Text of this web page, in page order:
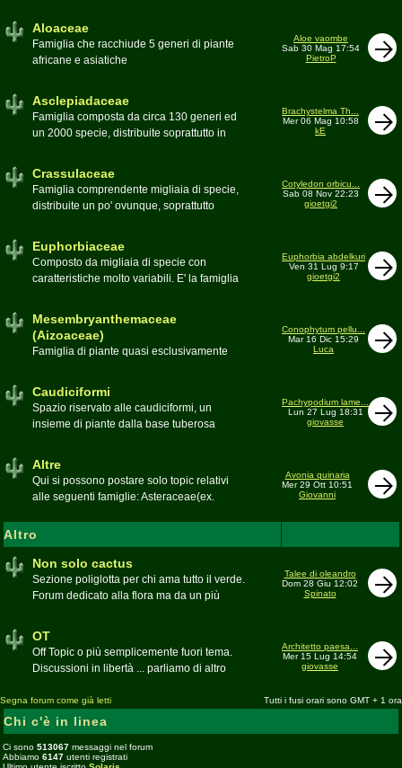
generi:Agave, Beschorneria, Furcraea,
Hesperaloë, Littaea, Manfreda, Polianthes,
Aloaceae
Famiglia che racchiude 5 generi di piante
africane e asiatiche
Aloe vaombe
Sab 30 Mag 17:54
PietroP
Asclepiadaceae
Famiglia composta da circa 130 generi ed
un 2000 specie, distribuite soprattutto in
Brachystelma Th...
Mer 06 Mag 10:58
kE
Crassulaceae
Famiglia comprendente migliaia di specie,
distribuite un po' ovunque, soprattutto
Cotyledon orbicu...
Sab 08 Nov 22:23
gioetgi2
Euphorbiaceae
Composto da migliaia di specie con
caratteristiche molto variabili. E' la famiglia
popolazioni anche nel nostro paese
Moderatorebeppe58
Euphorbia abdelkuri
Ven 31 Lug 9:17
gioetgi2
Mesembryanthemaceae
(Aizoaceae)
Famiglia di piante quasi esclusivamente
appartenenti alla famiglia
Conophytum pellu...
Mar 16 Dic 15:29
Luca
Caudiciformi
Spazio riservato alle caudiciformi, un
insieme di piante dalla base tuberosa
Pachypodium lame...
Lun 27 Lug 18:31
giovasse
Altre
Qui si possono postare solo topic relativi
alle seguenti famiglie: Asteraceae(ex.
Sansevieria; Lamiaceae (ex. Labiatae) gen.
Coleus e Plectranthus; Peperomiaceae gen.
Peperomia (solo specie succulente);
Geraniaceae gen. Pelargonium, Monsonia
Talinum, Portulacaria
Avonia quinaria
Mer 29 Ott 10:51
Giovanni
Altro
Non solo cactus
Sezione poliglotta per chi ama tutto il verde.
Forum dedicato alla flora ma da un più
Talee di oleandro
Dom 28 Giu 12:02
Spinato
OT
Off Topic o più semplicemente fuori tema.
Discussioni in libertà ... parliamo di altro
Architetto paesa...
Mer 15 Lug 14:54
giovasse
Segna forum come già letti Tutti i fusi orari sono GMT + 1 ora
Chi c'è in linea
Ci sono 513067 messaggi nel forum
Abbiamo 6147 utenti registrati